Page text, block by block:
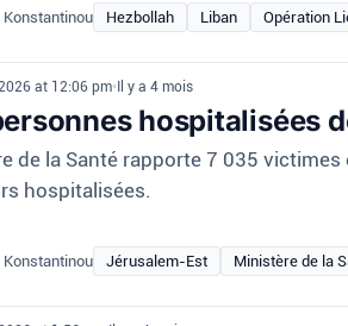
Hezbollah Liban Opération
at 12:06 pm• Il y a 4 mois
hospitalisées
de la Santé rapporte 7 035
hospitalisées.
Jérusalem-Est Ministère de la